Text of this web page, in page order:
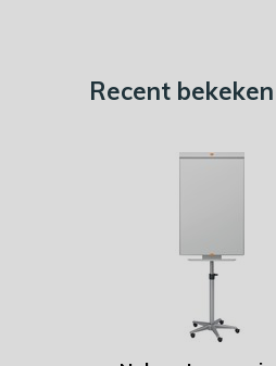
Recent bekeken